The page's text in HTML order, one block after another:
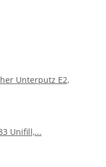
Unterputz E2,